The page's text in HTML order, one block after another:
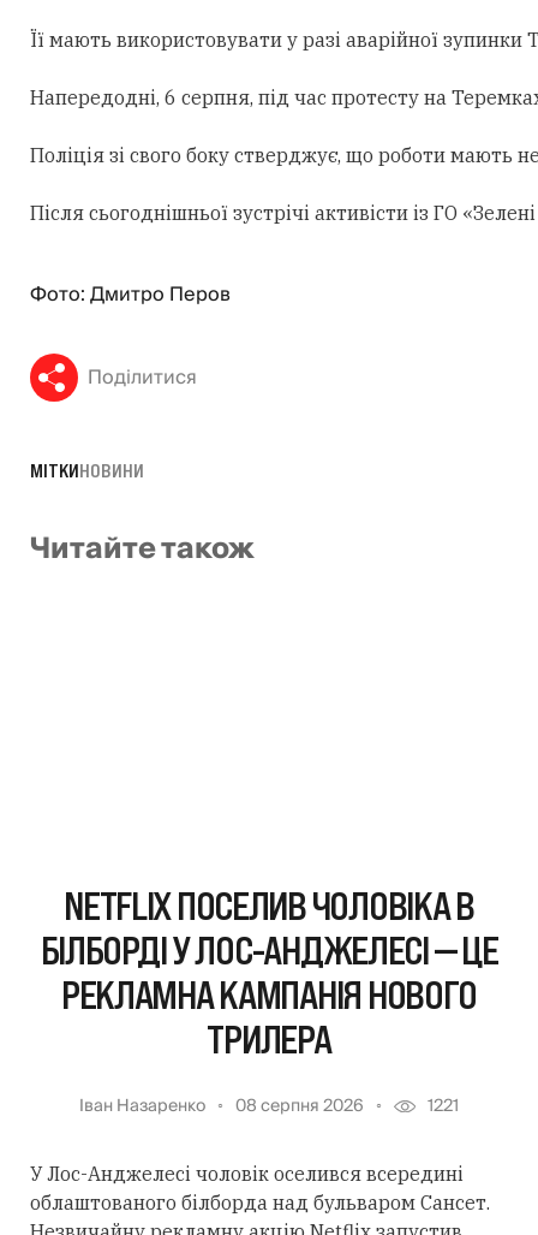
Її мають використовувати у разі аварійної
Напередодні, 6 серпня, під час протесту на
Поліція зі свого боку стверджує, що роботи мають
Після сьогоднішньої зустрічі активісти із ГО
Фото: Дмитро Перов
Поділитися
МІТКИНОВИНИ
Читайте також
NETFLIX ПОСЕЛИВ ЧОЛОВІКА В
БІЛБОРДІ У ЛОС-АНДЖЕЛЕСІ — ЦЕ
РЕКЛАМНА КАМПАНІЯ НОВОГО
ТРИЛЕРА
Іван Назаренко 08 серпня 2026 1221
У Лос-Анджелесі чоловік оселився всередині
облаштованого білборда над бульваром Сансет.